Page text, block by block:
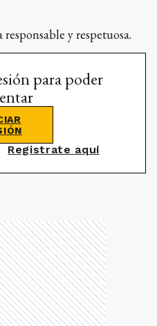
y respetuosa.
para poder
Registrate aquí